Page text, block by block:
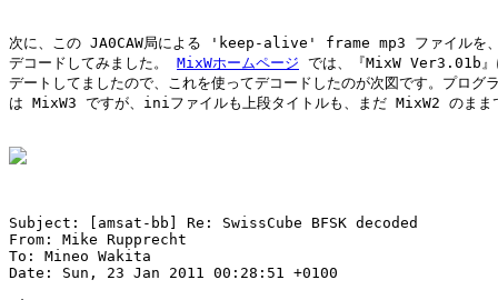
次に、この JA0CAW局による 'keep-alive' frame mp3 ファイルを
デコードしてみました。 MixWホームページ では、『MixW Ver3.01b
デートしてましたので、これを使ってデコードしたのが次図です。プログ
は MixW3 ですが、iniファイルも上段タイトルも、まだ MixW2 のまま
Subject: [amsat-bb] Re: SwissCube BFSK decoded
From: Mike Rupprecht
To: Mineo Wakita
Date: Sun, 23 Jan 2011 00:28:51 +0100